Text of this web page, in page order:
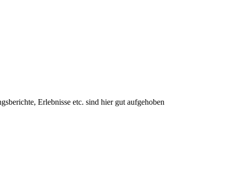
Erlebnisse etc. sind hier gut aufgehoben